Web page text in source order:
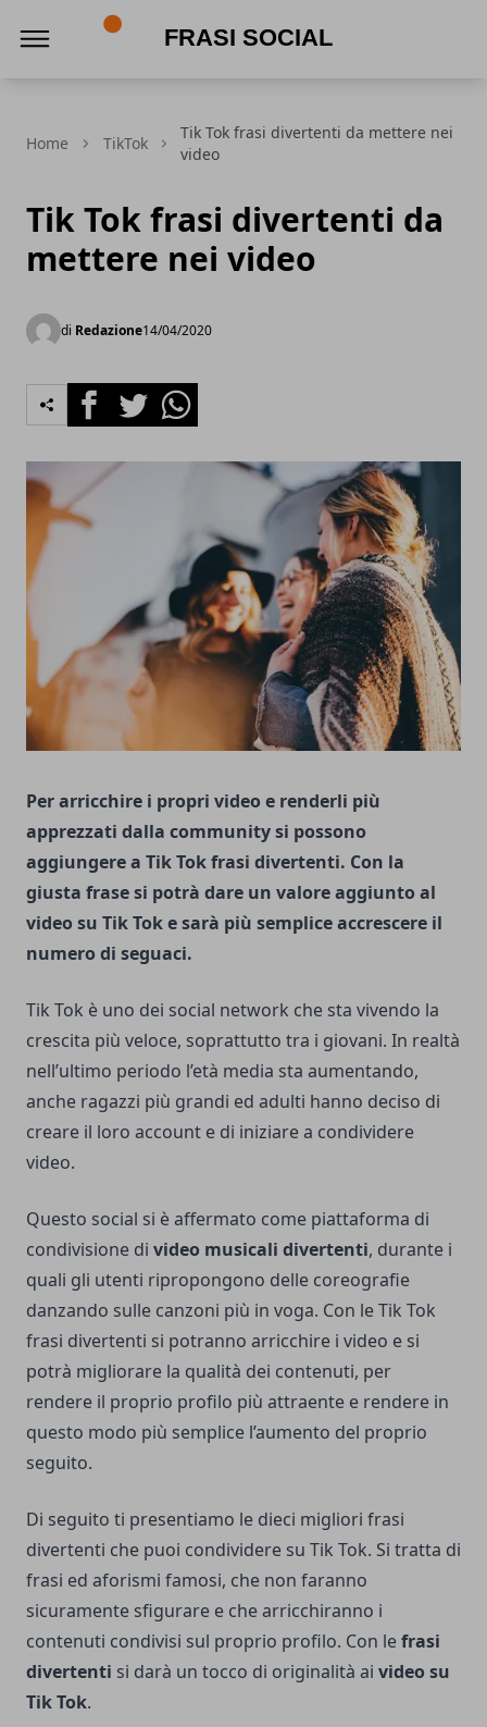
Home TikTok
Tik Tok frasi divertenti da mettere nei
video
Tik Tok frasi divertenti da
mettere nei video
di Redazione14/04/2020
FacebookTwitterWhatsapp
Per arricchire i propri video e renderli più
apprezzati dalla community si possono
aggiungere a Tik Tok frasi divertenti. Con la
giusta frase si potrà dare un valore aggiunto al
video su Tik Tok e sarà più semplice accrescere il
numero di seguaci.
Tik Tok è uno dei social network che sta vivendo la
crescita più veloce, soprattutto tra i giovani. In realtà
nell’ultimo periodo l’età media sta aumentando,
anche ragazzi più grandi ed adulti hanno deciso di
creare il loro account e di iniziare a condividere
video.
Questo social si è affermato come piattaforma di
condivisione di video musicali divertenti, durante i
quali gli utenti ripropongono delle coreografie
danzando sulle canzoni più in voga. Con le Tik Tok
frasi divertenti si potranno arricchire i video e si
potrà migliorare la qualità dei contenuti, per
rendere il proprio profilo più attraente e rendere in
questo modo più semplice l’aumento del proprio
seguito.
Di seguito ti presentiamo le dieci migliori frasi
divertenti che puoi condividere su Tik Tok. Si tratta di
frasi ed aforismi famosi, che non faranno
sicuramente sfigurare e che arricchiranno i
contenuti condivisi sul proprio profilo. Con lefrasi
divertenti si darà un tocco di originalità ai video su
Tik Tok.